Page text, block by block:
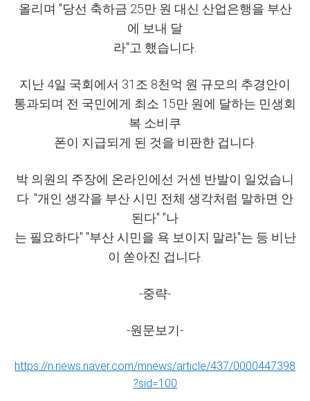
올리며 "당선 축하금 25만 원 대신 산업은행을 부산
에 보내 달
라"고 했습니다.
지난 4일 국회에서 31조 8천억 원 규모의 추경안이
통과되며 전 국민에게 최소 15만 원에 달하는 민생회
복 소비쿠
폰이 지급되게 된 것을 비판한 겁니다.
박 의원의 주장에 온라인에선 거센 반발이 일었습니
다. "개인 생각을 부산 시민 전체 생각처럼 말하면 안
된다" "나
는 필요하다" "부산 시민을 욕 보이지 말라"는 등 비난
이 쏟아진 겁니다.
-중략-
-원문보기-
https://n.news.naver.com/mnews/article/437/0000447398
?sid=100